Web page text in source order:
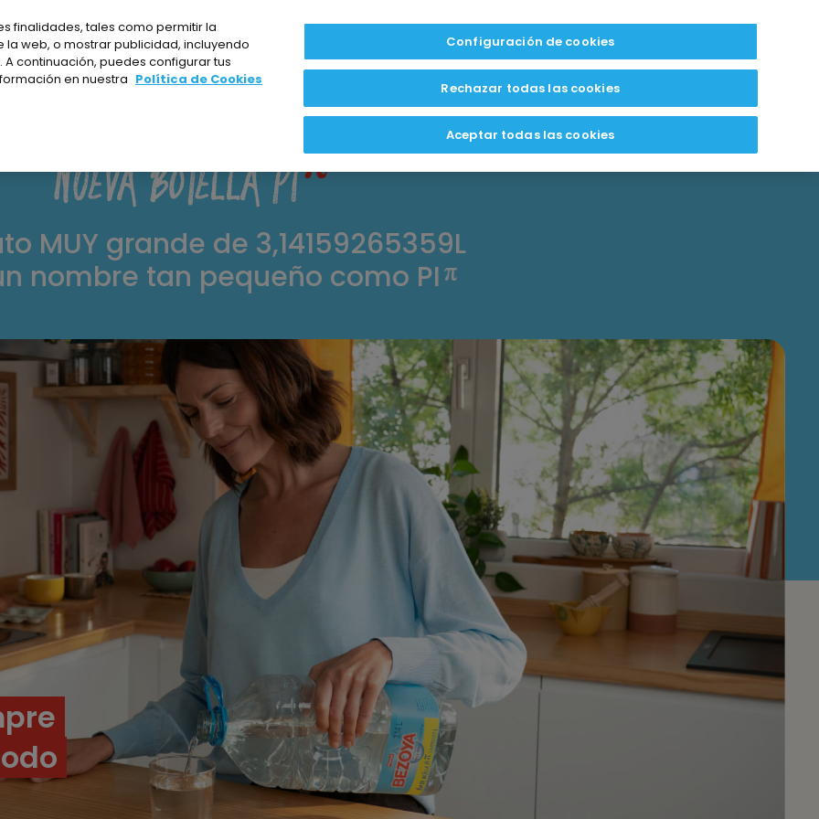
NUEVA BOTELLA Pi
MUY grande de 3,14159265359L
nombre tan pequeño como PI
finalidades, tales como permitir la
web, o mostrar publicidad, incluyendo
continuación, puedes configurar tus
en nuestra Política de Cookies
Configuración de cookies
Rechazar todas las cookies
Aceptar todas las cookies